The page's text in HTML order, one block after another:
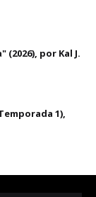
(2026), por Kal J.
1),